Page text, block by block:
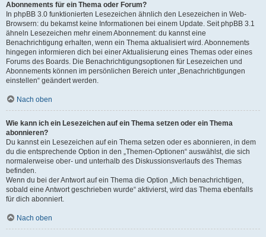
Abonnements für ein Thema oder Forum?
In phpBB 3.0 funktionierten Lesezeichen ähnlich den Lesezeichen in Web-
Browsern: du bekamst keine Informationen bei einem Update. Seit phpBB 3.1
ähneln Lesezeichen mehr einem Abonnement: du kannst eine
Benachrichtigung erhalten, wenn ein Thema aktualisiert wird. Abonnements
hingegen informieren dich bei einer Aktualisierung eines Themas oder eines
Forums des Boards. Die Benachrichtigungsoptionen für Lesezeichen und
Abonnements können im persönlichen Bereich unter „Benachrichtigungen
einstellen“ geändert werden.
Nach oben
Wie kann ich ein Lesezeichen auf ein Thema setzen oder ein Thema
abonnieren?
Du kannst ein Lesezeichen auf ein Thema setzen oder es abonnieren, in dem
du die entsprechende Option in den „Themen-Optionen“ auswählst, die sich
normalerweise ober- und unterhalb des Diskussionsverlaufs des Themas
befinden.
Wenn du bei der Antwort auf ein Thema die Option „Mich benachrichtigen,
sobald eine Antwort geschrieben wurde“ aktivierst, wird das Thema ebenfalls
für dich abonniert.
Nach oben